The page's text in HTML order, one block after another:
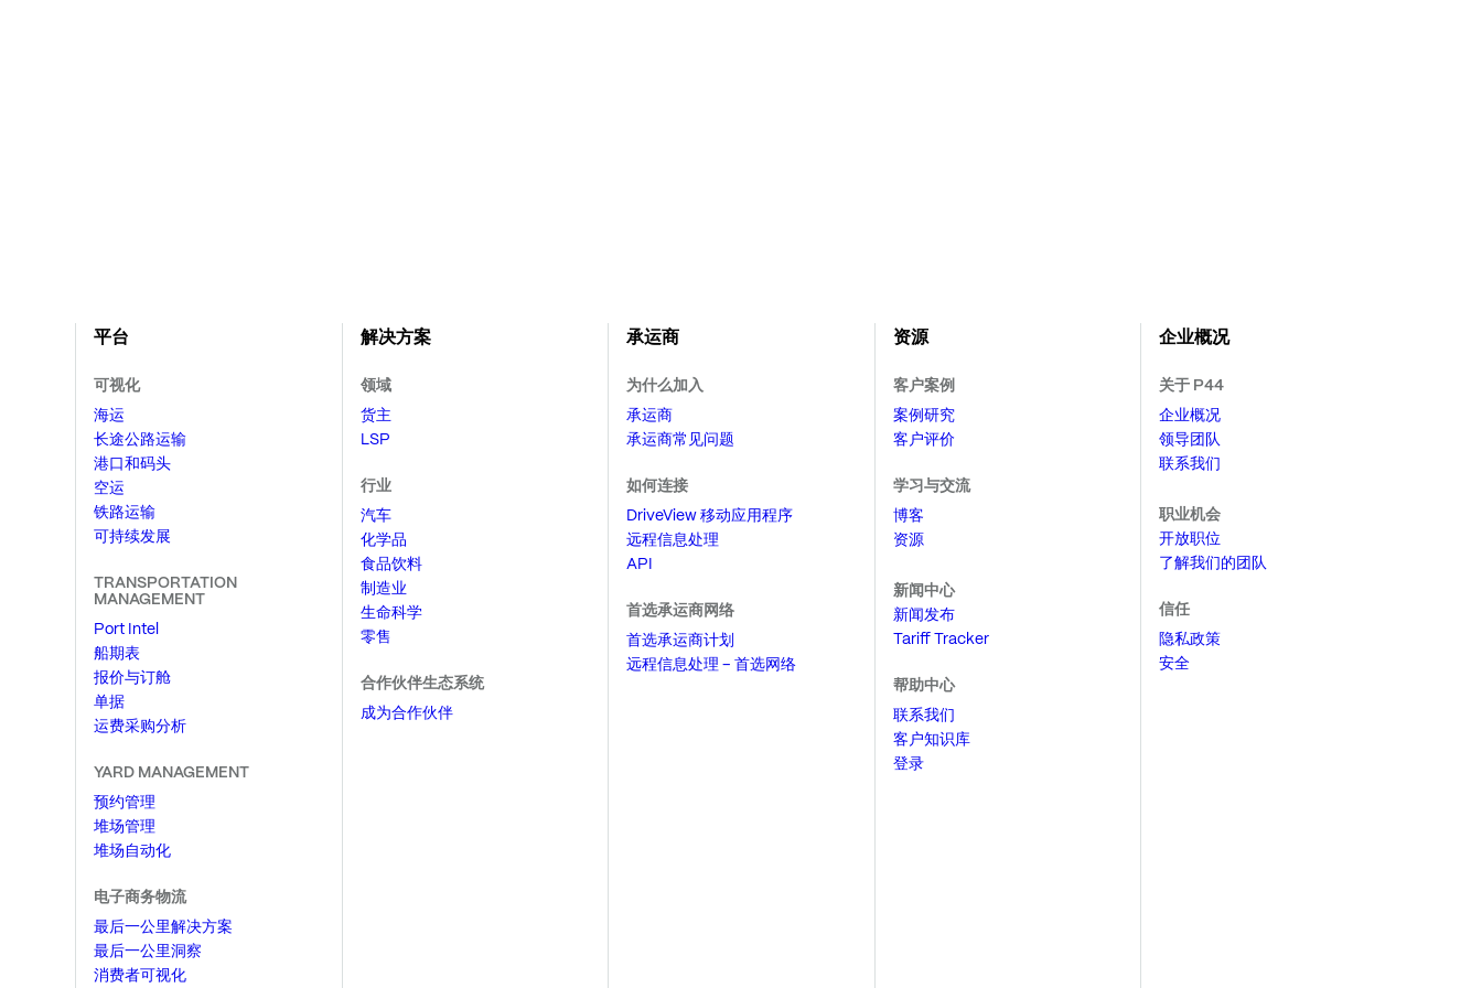
平台
可视化
海运
长途公路运输
港口和码头
空运
铁路运输
可持续发展
TRANSPORTATION
MANAGEMENT
Port Intel
船期表
报价与订舱
单据
运费采购分析
YARD MANAGEMENT
预约管理
堆场管理
堆场自动化
电子商务物流
最后一公里解决方案
最后一公里洞察
消费者可视化
解决方案
领域
货主
LSP
行业
汽车
化学品
食品饮料
制造业
生命科学
零售
合作伙伴生态系统
成为合作伙伴
承运商
为什么加入
承运商
承运商常见问题
如何连接
DriveView 移动应用程序
远程信息处理
API
首选承运商网络
首选承运商计划
远程信息处理 – 首选网络
资源
客户案例
案例研究
客户评价
学习与交流
博客
资源
新闻中心
新闻发布
Tariff Tracker
帮助中心
联系我们
客户知识库
登录
企业概况
关于 P44
企业概况
领导团队
联系我们
职业机会
开放职位
了解我们的团队
信任
隐私政策
安全